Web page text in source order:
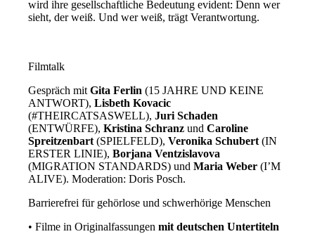
wird ihre gesellschaftliche Bedeutung evident: Denn wer
sieht, der weiß. Und wer weiß, trägt Verantwortung.
Filmtalk
Gespräch mitGita Ferlin (15 JAHRE UND KEINE
ANTWORT),Lisbeth Kovacic
(#THEIRCATSASWELL), Juri Schaden
(ENTWÜRFE),Kristina Schranz undCaroline
Spreitzenbart (SPIELFELD),Veronika Schubert(IN
ERSTER LINIE),Borjana Ventzislavova
(MIGRATION STANDARDS) undMaria Weber (I’M
ALIVE). Moderation: Doris Posch.
Barrierefrei für gehörlose und schwerhörige Menschen
• Filme in Originalfassungenmit deutschen Untertiteln